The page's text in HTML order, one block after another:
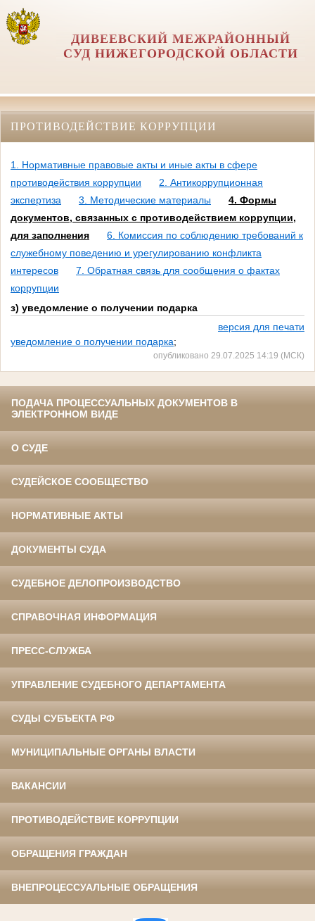
ДИВЕЕВСКИЙ МЕЖРАЙОННЫЙ
СУД НИЖЕГОРОДСКОЙ ОБЛАСТИ
ПРОТИВОДЕЙСТВИЕ КОРРУПЦИИ
1. Нормативные правовые акты и иные акты в сфере
противодействия коррупции
2. Антикоррупционная
экспертиза
3. Методические материалы
4. Формы
документов, связанных с противодействием коррупции,
для заполнения
6. Комиссия по соблюдению требований к
служебному поведению и урегулированию конфликта
интересов
7. Обратная связь для сообщения о фактах
коррупции
з) уведомление о получении подарка
версия для печати
уведомление о получении подарка;
опубликовано 29.07.2025 14:19 (МСК)
ПОДАЧА ПРОЦЕССУАЛЬНЫХ ДОКУМЕНТОВ В
ЭЛЕКТРОННОМ ВИДЕ
О СУДЕ
СУДЕЙСКОЕ СООБЩЕСТВО
НОРМАТИВНЫЕ АКТЫ
ДОКУМЕНТЫ СУДА
СУДЕБНОЕ ДЕЛОПРОИЗВОДСТВО
СПРАВОЧНАЯ ИНФОРМАЦИЯ
ПРЕСС-СЛУЖБА
УПРАВЛЕНИЕ СУДЕБНОГО ДЕПАРТАМЕНТА
СУДЫ СУБЪЕКТА РФ
МУНИЦИПАЛЬНЫЕ ОРГАНЫ ВЛАСТИ
ВАКАНСИИ
ПРОТИВОДЕЙСТВИЕ КОРРУПЦИИ
ОБРАЩЕНИЯ ГРАЖДАН
ВНЕПРОЦЕССУАЛЬНЫЕ ОБРАЩЕНИЯ